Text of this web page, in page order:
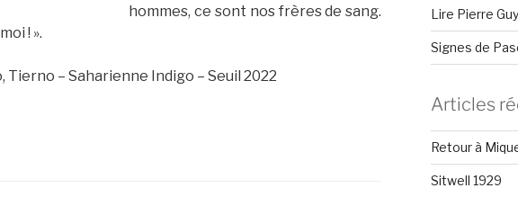
hommes, ce sont nos frères de sang.
! ».
Tierno – Saharienne Indigo – Seuil 2022
Lire Pierre
Signes de
Articles
Retour à
Sitwell 1929